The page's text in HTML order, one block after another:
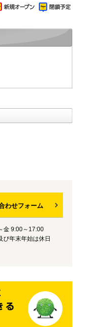
わせフォーム
金 9:00～17:00
び年末年始は休日